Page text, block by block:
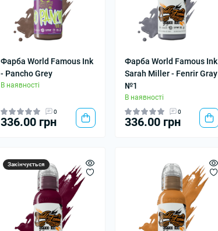
Фарба World Famous Ink
- Pancho Grey
В наявності
0
336.00 грн
Фарба World Famous Ink
Sarah Miller - Fenrir Gray
№1
В наявності
0
336.00 грн
Закінчується